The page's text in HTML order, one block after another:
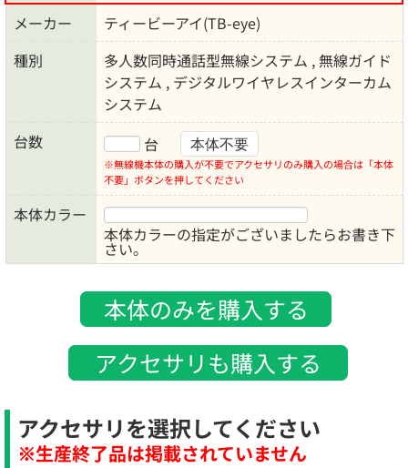
メーカー
ティービーアイ(TB-eye)
種別
多人数同時通話型無線システム , 無線ガイド
システム , デジタルワイヤレスインターカム
システム
台数
台 本体不要
※無線機本体の購入が不要でアクセサリのみ購入の場合は「本体
不要」ボタンを押してください
本体カラー
本体カラーの指定がございましたらお書き下
さい。
本体のみを購入する
アクセサリも購入する
アクセサリを選択してください
※生産終了品は掲載されていません